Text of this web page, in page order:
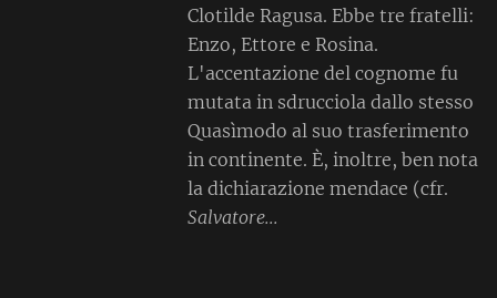
Clotilde Ragusa. Ebbe tre fratelli:
Enzo, Ettore e Rosina.
L'accentazione del cognome fu
mutata in sdrucciola dallo stesso
Quasìmodo al suo trasferimento
in continente. È, inoltre, ben nota
la dichiarazione mendace (cfr.
Salvatore...